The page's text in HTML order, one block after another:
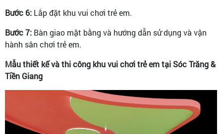
Bước 6: Lắp đặt khu vui chơi trẻ em.
Bước 7: Bàn giao mặt bằng và hướng dẫn sử dụng và vận
hành sân chơi trẻ em.
Mẫu thiết kế và thi công khu vui chơi trẻ em tại Sóc Trăng &
Tiền Giang